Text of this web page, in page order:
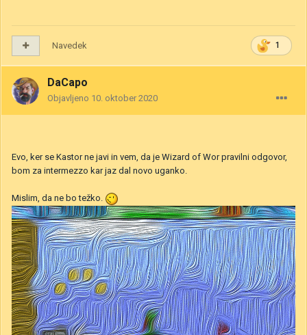
1
Navedek
DaCapo
Objavljeno 10. oktober 2020
Evo, ker se Kastor ne javi in vem, da je Wizard of Wor pravilni odgovor,
bom za intermezzo kar jaz dal novo uganko.
Mislim, da ne bo težko.